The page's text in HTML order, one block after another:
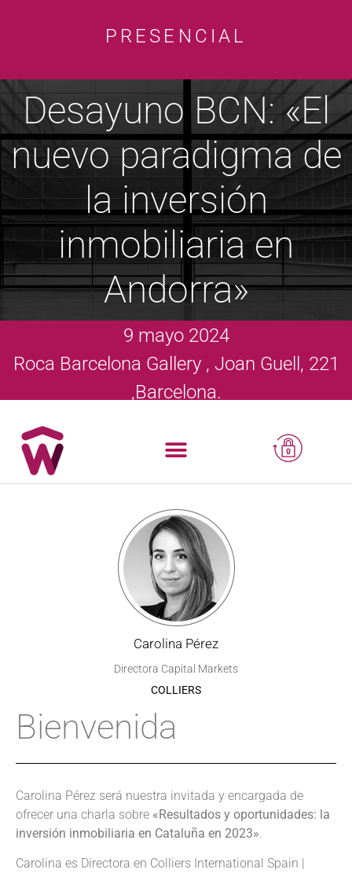
PRESENCIAL
Desayuno BCN: «El
nuevo paradigma de
la inversión
inmobiliaria en
Andorra»
9 mayo 2024
Roca Barcelona Gallery , Joan Guell, 221
,Barcelona.
Carolina Pérez
Directora Capital Markets
COLLIERS
Bienvenida
Carolina Pérez será nuestra invitada y encargada de
ofrecer una charla sobre «Resultados y oportunidades: la
inversión inmobiliaria en Cataluña en 2023»
Carolina es Directora en Colliers International Spain |